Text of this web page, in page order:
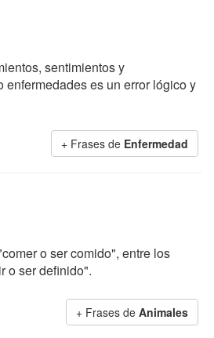
sentimientos y
enfermedades es un error lógico y
+ Frases de Enfermedad
o ser comido", entre los
o ser definido".
+ Frases de Animales